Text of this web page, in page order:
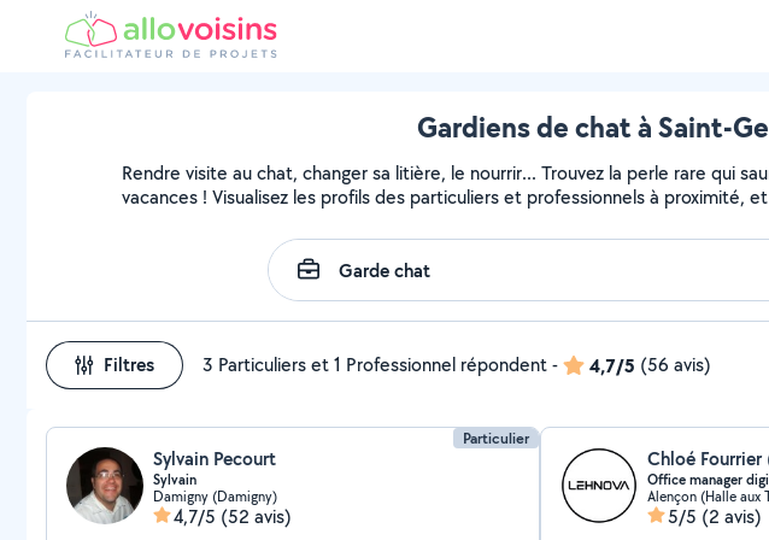
Gardiens de chat à Saint-
Rendre visite au chat, changer sa litière, le nourrir... Trouvez la perle rare qui
vacances ! Visualisez les profils des particuliers et professionnels à proximité,
Filtres 3 Particuliers et 1 Professionnel répondent- 4,7/5 (56 avis)
Particulier
Sylvain Pecourt
Sylvain
Damigny (Damigny)
4,7/5 (52 avis)
Chloé Fourrier
Office manager
5/5 (2 avis)